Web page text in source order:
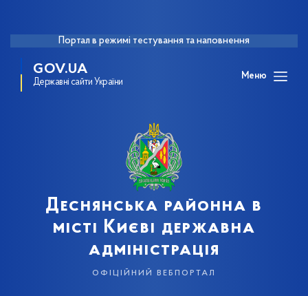
Портал в режимі тестування та наповнення
GOV.UA
Державні сайти України
Меню
Деснянська районна в
місті Києві державна
адміністрація
офіційний вебпортал